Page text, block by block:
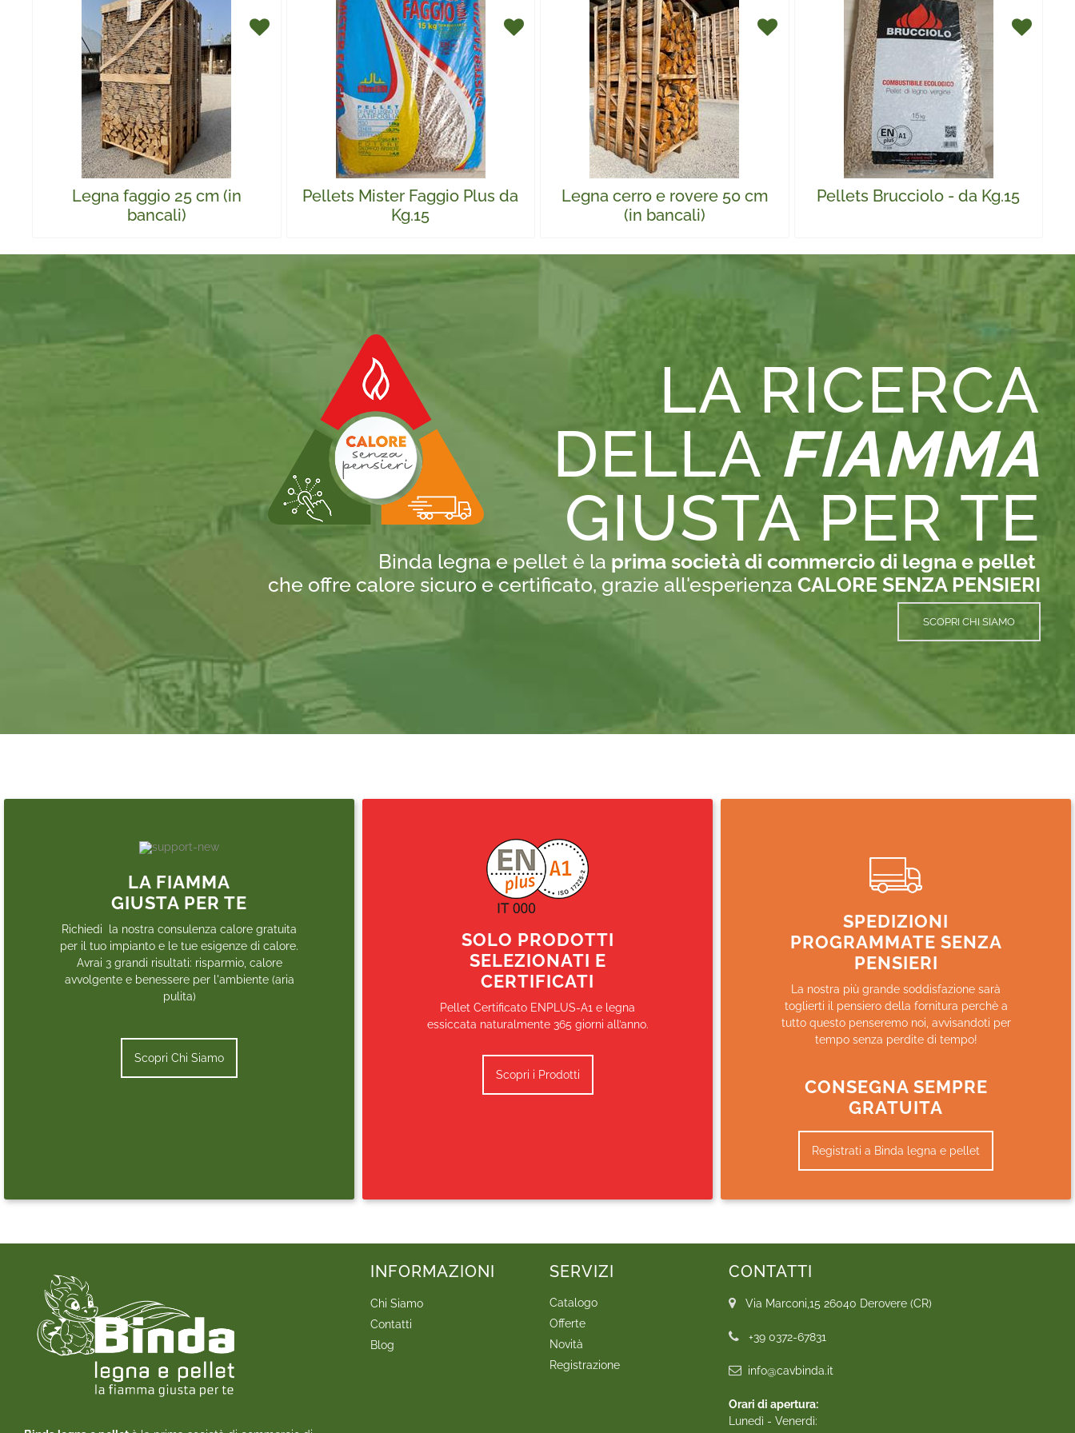
Legna faggio 25 cm (in
bancali)
Pellets Mister Faggio Plus da
Kg.15
Legna cerro e rovere 50 cm
(in bancali)
Pellets Brucciolo - da Kg.15
LA RICERCA
DELLAFIAMMA
GIUSTA PER TE
Binda legna e pellet è la prima società di commercio di legna e pellet
che offre calore sicuro e certificato, grazie all'esperienza CALORE SENZA PENSIERI
SCOPRI CHI SIAMO
LA FIAMMA
GIUSTA PER TE
Richiedi la nostra consulenza calore gratuita
per il tuo impianto e le tue esigenze di calore.
Avrai 3 grandi risultati: risparmio, calore
avvolgente e benessere per l'ambiente (aria
pulita)
Scopri Chi Siamo
SOLO PRODOTTI
SELEZIONATI E
CERTIFICATI
Pellet Certificato ENPLUS-A1 e legna
essiccata naturalmente 365 giorni all’anno.
Scopri i Prodotti
SPEDIZIONI
PROGRAMMATE SENZA
PENSIERI
La nostra più grande soddisfazione sarà
toglierti il pensiero della fornitura perchè a
tutto questo penseremo noi, avvisandoti per
tempo senza perdite di tempo!
CONSEGNA SEMPRE
GRATUITA
Registrati a Binda legna e pellet
INFORMAZIONI
Chi Siamo
Contatti
Blog
SERVIZI
Catalogo
Offerte
Novità
Registrazione
CONTATTI
Via Marconi,15 26040 Derovere (CR)
+39 0372-67831
info@cavbinda.it
Orari di apertura:
Lunedì - Venerdì: